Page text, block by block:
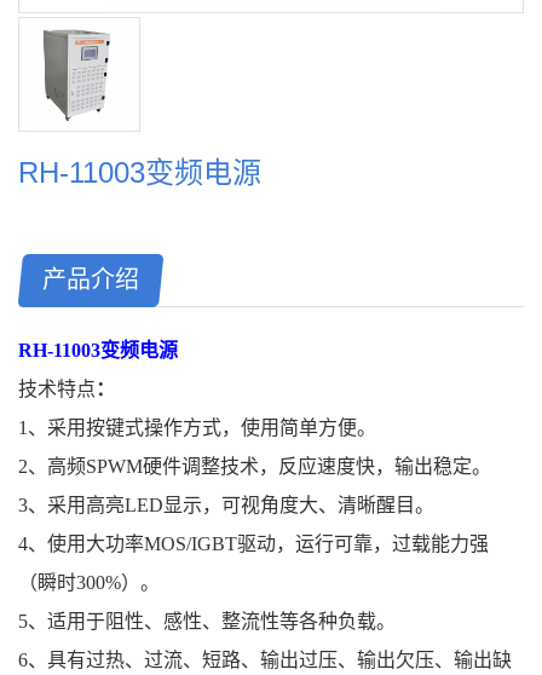
RH-11003变频电源
产品介绍
RH-11003变频电源
技术特点 ：
1、采用按键式操作方式，使用简单方便。
2、高频SPWM硬件调整技术，反应速度快，输出稳定。
3、采用高亮LED显示，可视角度大、清晰醒目。
4、使用大功率MOS/IGBT驱动，运行可靠，过载能力强
（瞬时300%）。
5、适用于阻性、感性、整流性等各种负载。
6、具有过热、过流、短路、输出过压、输出欠压、输出缺